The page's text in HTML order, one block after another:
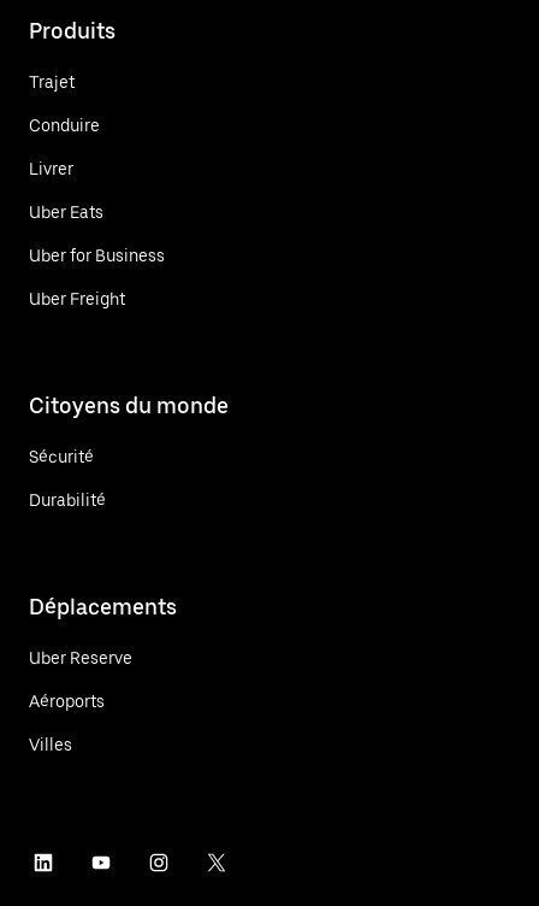
Produits
Trajet
Conduire
Livrer
Uber Eats
Uber for Business
Uber Freight
Citoyens du monde
Sécurité
Durabilité
Déplacements
Uber Reserve
Aéroports
Villes